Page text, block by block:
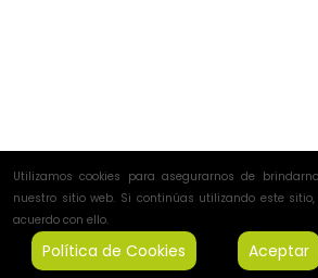
Utilizamos cookies para asegurarnos de
nuestro sitio web. Si continúas utilizando este
acuerdo con ello.
Política de Cookies Aceptar